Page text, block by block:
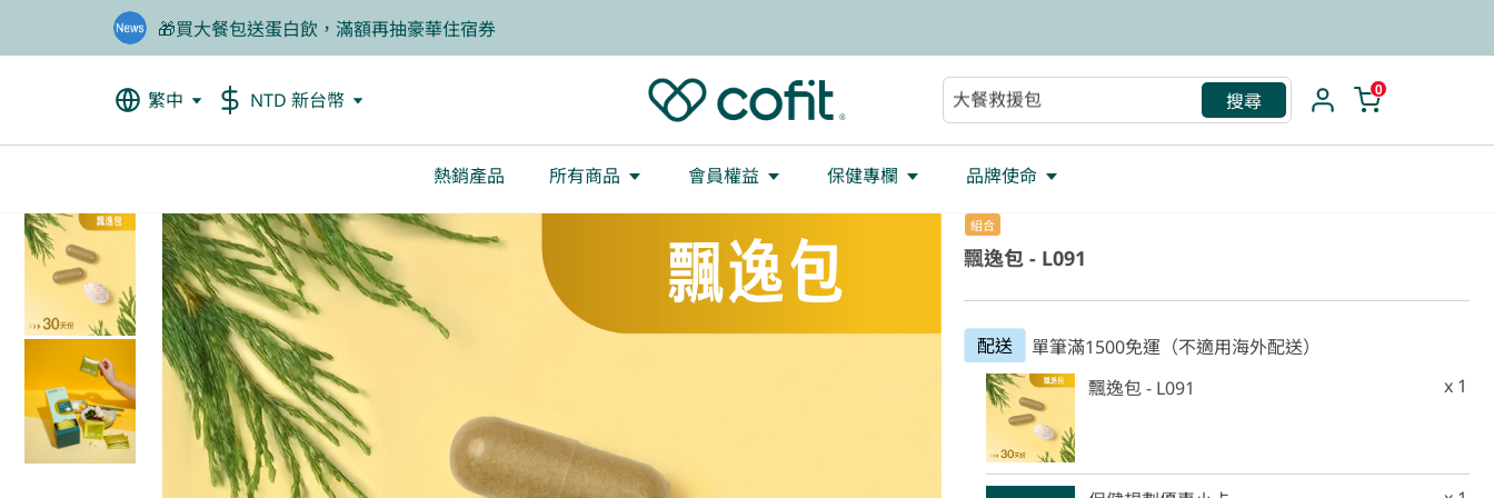
🎁買大餐包送蛋白飲，滿額再抽豪華住宿券
❤️老爸我來守護，專區商品任2件88折
繁中 NTD 新台幣
助眠
搜尋 0
熱銷產品 所有商品 會員權益 保健專欄 品牌使命
組合
飄逸包 - L091
配送
單筆滿1500免運（不適用海外配送）
飄逸包 - L091
x 1